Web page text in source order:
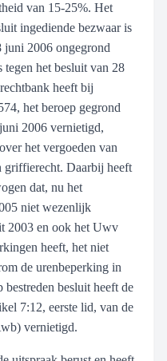
van 15-25%. Het
ingediende bezwaar is
2006 ongegrond
tegen het besluit van 28
heeft bij
het beroep gegrond
2006 vernietigd,
het vergoeden van
griffierecht. Daarbij heeft
dat, nu het
niet wezenlijk
2003 en ook het Uwv
heeft, het niet
de urenbeperking in
besluit heeft de
7:12, eerste lid, van de
vernietigd.